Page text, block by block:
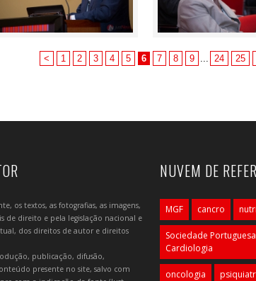
< 1 2 3 4 5 6 7 8 9 ... 24 25
os textos, as fotografias, as imagens,
de direito e pela legislação nacional e
dos direitos de autor e direitos
publicação, difusão,
presente no site, salvo com
NUVEM DE
MGF cancro
Sociedade
Cardiologia
oncologia